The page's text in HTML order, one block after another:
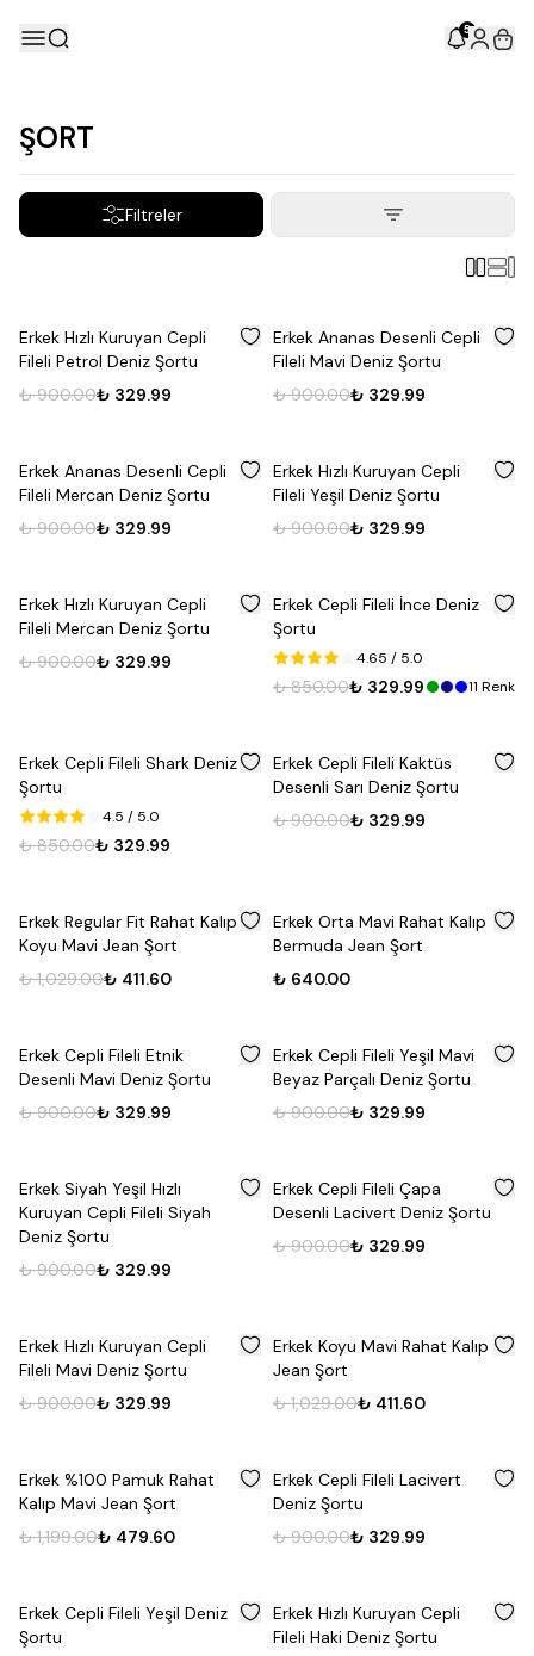
5
ŞORT
Filtreler
63
Erkek Hızlı Kuruyan Cepli
Fileli Petrol Deniz Şortu
₺ 900.00₺ 329.99
%63
Erkek Ananas Desenli Cepli
Fileli Mavi Deniz Şortu
₺ 900.00₺ 329.99
%63
Erkek Ananas Desenli Cepli
Fileli Mercan Deniz Şortu
₺ 900.00₺ 329.99
63
Erkek Hızlı Kuruyan Cepli
Fileli Yeşil Deniz Şortu
₺ 900.00₺ 329.99
63
Erkek Hızlı Kuruyan Cepli
Fileli Mercan Deniz Şortu
₺ 900.00₺ 329.99
% 61
Erkek Cepli Fileli İnce Deniz
Şortu
4.65 / 5.0
₺ 850.00₺ 329.99 11 Renk
61
Erkek Cepli Fileli Shark Deniz
Şortu
4.5 / 5.0
₺ 850.00₺ 329.99
63
Erkek Cepli Fileli Kaktüs
Desenli Sarı Deniz Şortu
₺ 900.00₺ 329.99
% 60
Erkek Regular Fit Rahat Kalıp
Koyu Mavi Jean Şort
₺ 1,029.00₺ 411.60
Erkek Orta Mavi Rahat Kalıp
Bermuda Jean Şort
₺ 640.00
63
Erkek Cepli Fileli Etnik
Desenli Mavi Deniz Şortu
₺ 900.00₺ 329.99
% 63
Erkek Cepli Fileli Yeşil Mavi
Beyaz Parçalı Deniz Şortu
₺ 900.00₺ 329.99
63
Erkek Siyah Yeşil Hızlı
Kuruyan Cepli Fileli Siyah
Deniz Şortu
₺ 900.00₺ 329.99
63
Erkek Cepli Fileli Çapa
Desenli Lacivert Deniz Şortu
₺ 900.00₺ 329.99
63
Erkek Hızlı Kuruyan Cepli
Fileli Mavi Deniz Şortu
₺ 900.00₺ 329.99
% 60
Erkek Koyu Mavi Rahat Kalıp
Jean Şort
₺ 1,029.00₺ 411.60
% 60
Erkek %100 Pamuk Rahat
Kalıp Mavi Jean Şort
₺ 1,199.00₺ 479.60
63
Erkek Cepli Fileli Lacivert
Deniz Şortu
₺ 900.00₺ 329.99
% 63
Erkek Cepli Fileli Yeşil Deniz
Şortu
63
Erkek Hızlı Kuruyan Cepli
Fileli Haki Deniz Şortu